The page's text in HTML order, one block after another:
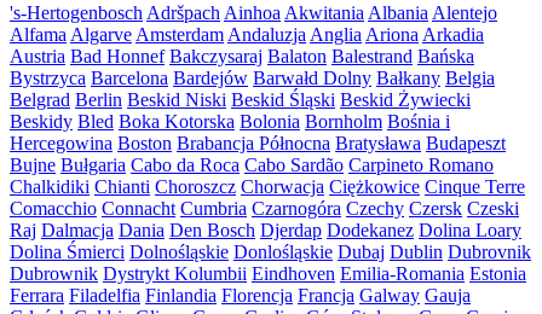
's-Hertogenbosch Adršpach Ainhoa Akwitania Albania Alentejo
Alfama Algarve Amsterdam Andaluzja Anglia Ariona Arkadia
Austria Bad Honnef Bakczysaraj Balaton Balestrand Bańska
Bystrzyca Barcelona Bardejów Barwałd Dolny Bałkany Belgia
Belgrad Berlin Beskid Niski Beskid Śląski Beskid Żywiecki
Beskidy Bled Boka Kotorska Bolonia Bornholm Bośnia i
Hercegowina Boston Brabancja Północna Bratysława Budapeszt
Bujne Bułgaria Cabo da Roca Cabo Sardão Carpineto Romano
Chalkidiki Chianti Choroszcz Chorwacja Ciężkowice Cinque Terre
Comacchio Connacht Cumbria Czarnogóra Czechy Czersk Czeski
Raj Dalmacja Dania Den Bosch Djerdap Dodekanez Dolina Loary
Dolina Śmierci Dolnośląskie Donlośląskie Dubaj Dublin Dubrovnik
Dubrownik Dystrykt Kolumbii Eindhoven Emilia-Romania Estonia
Ferrara Filadelfia Finlandia Florencja Francja Galway Gauja